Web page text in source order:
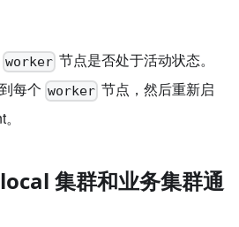
worker 节点是否处于活动状态。
每个 worker 节点，然后重新启
集群和业务集群通